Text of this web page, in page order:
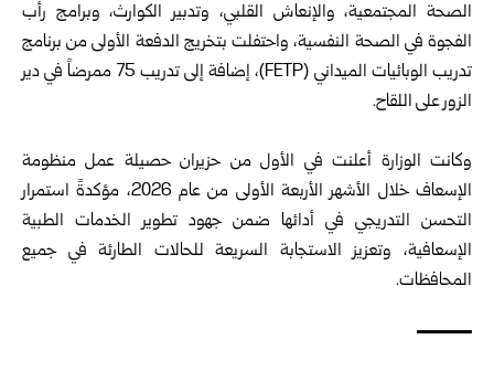
الصحة المجتمعية، والإنعاش القلبي، وتدبير الكوارث، وبرامج رأب
الفجوة في الصحة النفسية، واحتفلت بتخريج الدفعة الأولى من برنامج
تدريب الوبائيات الميداني (FETP)، إضافة إلى تدريب 75 ممرضاً في دير
الزور على اللقاح.
وكانت الوزارة أعلنت في الأول من حزيران حصيلة عمل منظومة
الإسعاف خلال الأشهر الأربعة الأولى من عام 2026، مؤكدةً استمرار
التحسن التدريجي في أدائها ضمن جهود تطوير الخدمات الطبية
الإسعافية، وتعزيز الاستجابة السريعة للحالات الطارئة في جميع
المحافظات.